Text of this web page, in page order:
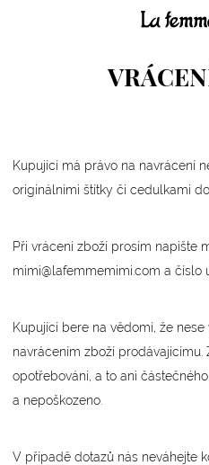
Kupující má právo na navrácení
originálními štítky či cedulkami
Při vrácení zboží prosím napište
mimi@lafemmemimi.com a číslo
Kupující bere na vědomí, že
navrácením zboží prodávajícímu.
opotřebování, a to ani
a nepoškozeno.
V případě dotazů nás neváhejte